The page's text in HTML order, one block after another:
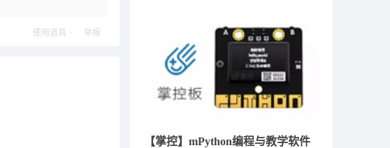
使用道具 举报
【掌控】mPython编程与教学软件